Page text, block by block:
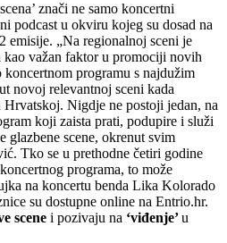
znači ne samo koncertni
podcast u okviru kojeg su dosad na
emisije. „Na regionalnoj sceni je
kao važan faktor u promociji novih
programu s najdužim
novoj relevantnoj sceni kada
Hrvatskoj. Nigdje ne postoji jedan, na
koji zaista prati, podupire i služi
glazbene scene, okrenut svim
Tko se u prethodne četiri godine
programa, to može
na koncertu benda Lika Kolorado
su dostupne online na Entrio.hr.
scene i pozivaju na ‘viđenje’u